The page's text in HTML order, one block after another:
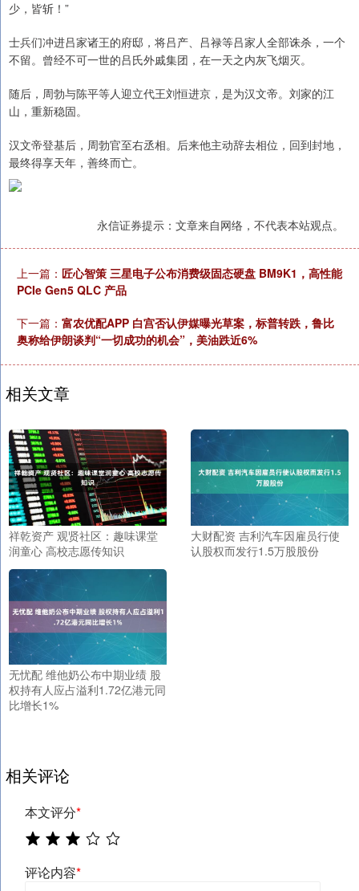
少，皆斩！”
士兵们冲进吕家诸王的府邸，将吕产、吕禄等吕家人全部诛杀，一个
不留。曾经不可一世的吕氏外戚集团，在一天之内灰飞烟灭。
随后，周勃与陈平等人迎立代王刘恒进京，是为汉文帝。刘家的江
山，重新稳固。
汉文帝登基后，周勃官至右丞相。后来他主动辞去相位，回到封地，
最终得享天年，善终而亡。
永信证券提示：文章来自网络，不代表本站观点。
上一篇： 匠心智策 三星电子公布消费级固态硬盘 BM9K1，高性能
PCIe Gen5 QLC 产品
下一篇： 富农优配APP 白宫否认伊媒曝光草案，标普转跌，鲁比
奥称给伊朗谈判“一切成功的机会”，美油跌近6%
相关文章
祥乾资产 观贤社区：趣味课堂
润童心 高校志愿传知识
大财配资 吉利汽车因雇员行使
认股权而发行1.5万股股份
无忧配 维他奶公布中期业绩 股
权持有人应占溢利1.72亿港元同
比增长1%
相关评论
本文评分*
评论内容*